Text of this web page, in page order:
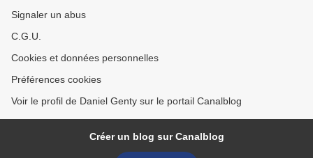
Signaler un abus
C.G.U.
Cookies et données personnelles
Préférences cookies
Voir le profil de Daniel Genty sur le portail Canalblog
Créer un blog sur Canalblog